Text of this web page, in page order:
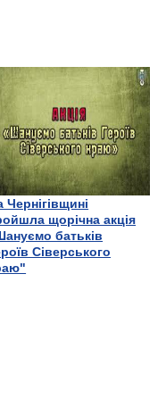
Чернігівщині
щорічна акція
батьків
Сіверського